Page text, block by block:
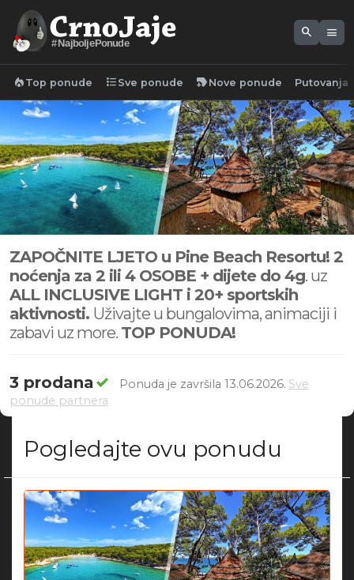
#NajboljePonude
search menu
local_fire_department Top ponude format_list_bulleted Sve ponude new_label Nove ponude Putovanja
ZAPOČNITE LJETO u Pine Beach Resortu! 2
noćenja za 2 ili 4 OSOBE + dijete do 4g. uz
ALL INCLUSIVE LIGHT i 20+ sportskih
aktivnosti. Uživajte u bungalovima, animaciji i
zabavi uz more. TOP PONUDA!
3 prodana Ponuda je završila 13.06.2026. Sve
ponude partnera
Pogledajte ovu ponudu